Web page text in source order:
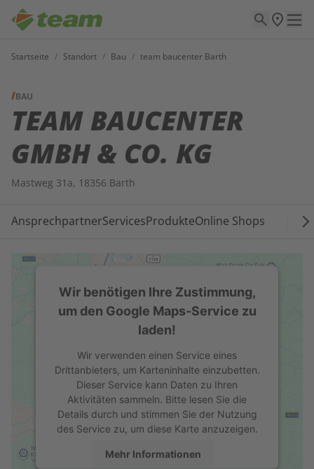
Startseite / Standort / Bau / team baucenter Barth
BAU
TEAM BAUCENTER
GMBH & CO. KG
Mastweg 31a, 18356 Barth
AnsprechpartnerServicesProdukteOnline Shops
Wir benötigen Ihre Zustimmung,
um den Google Maps-Service zu
laden!
Wir verwenden einen Service eines
Drittanbieters, um Karteninhalte einzubetten.
Dieser Service kann Daten zu Ihren
Aktivitäten sammeln. Bitte lesen Sie die
Details durch und stimmen Sie der Nutzung
des Service zu, um diese Karte anzuzeigen.
Mehr Informationen